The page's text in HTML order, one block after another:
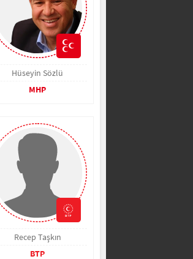
Hüseyin Sözlü
MHP
Recep Taşkın
BTP